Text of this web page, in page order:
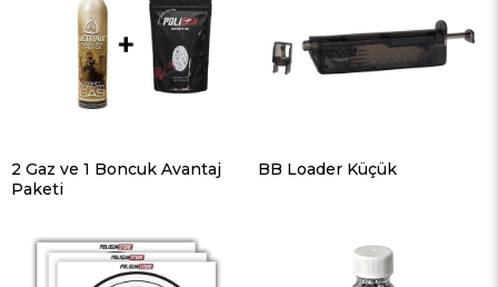
2 Gaz ve 1 Boncuk Avantaj
Paketi
BB Loader Küçük